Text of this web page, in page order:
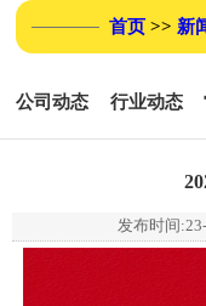
首页>> 新
公司动态 行业动态
发布时间: